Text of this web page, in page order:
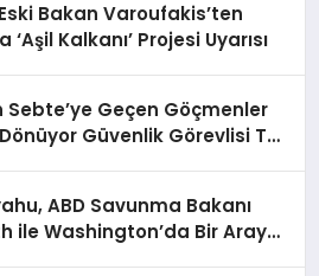
Bakan Varoufakis’ten
‘Aşil Kalkanı’ Projesi Uyarısı
Sebte’ye Geçen Göçmenler
Güvenlik Görevlisi Taş
ABD Savunma Bakanı
ile Washington’da Bir Araya